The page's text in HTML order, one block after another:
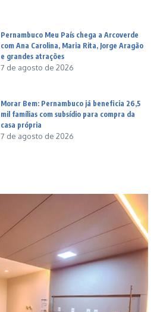
Pernambuco Meu País chega a Arcoverde
com Ana Carolina, Maria Rita, Jorge Aragão
e grandes atrações
7 de agosto de 2026
Morar Bem: Pernambuco já beneficia 26,5
mil famílias com subsídio para compra da
casa própria
7 de agosto de 2026